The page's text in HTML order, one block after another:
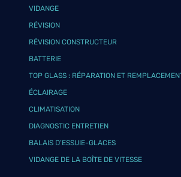
VIDANGE
RÉVISION
RÉVISION CONSTRUCTEUR
BATTERIE
TOP GLASS : RÉPARATION ET
ÉCLAIRAGE
CLIMATISATION
DIAGNOSTIC ENTRETIEN
BALAIS D’ESSUIE-GLACES
VIDANGE DE LA BOÎTE DE VITESSE